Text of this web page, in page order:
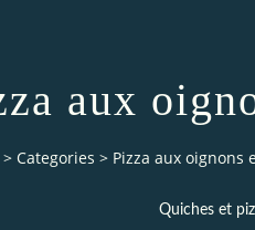
aux
> Categories > Pizza aux oignons
Quiches et